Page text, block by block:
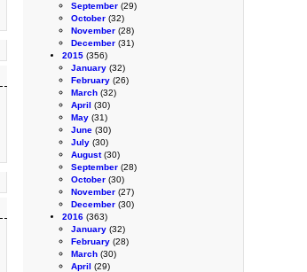
September (29)
October (32)
November (28)
December (31)
2015 (356)
January (32)
February (26)
March (32)
April (30)
May (31)
June (30)
July (30)
August(30)
September (28)
October (30)
November (27)
December (30)
2016 (363)
January (32)
February (28)
March (30)
April (29)